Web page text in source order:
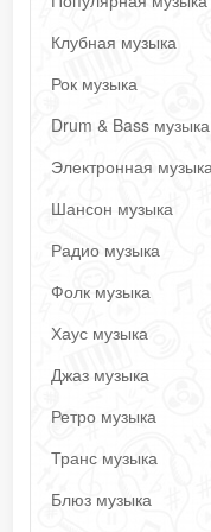
Клубная музыка
Рок музыка
Drum & Bass музыка
Электронная
Шансон музыка
Радио музыка
Фолк музыка
Хаус музыка
Джаз музыка
Ретро музыка
Транс музыка
Блюз музыка